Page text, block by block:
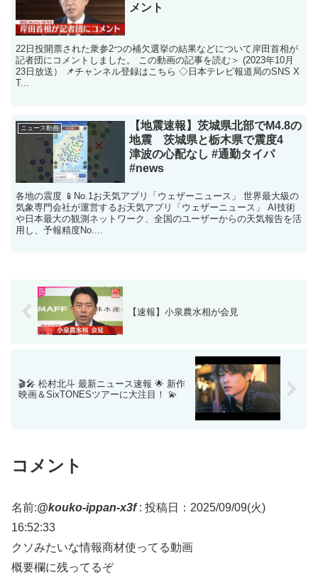
メント
22日投開票された衆参2つの補欠選挙の結果などについて岸田首相が
記者団にコメントしました。 この動画の記事を読む＞ (2023年10月
23日放送） 📌チャンネル登録はこちら ◇日本テレビ報道局のSNS X
T...
ニュース動画
【地震速報】茨城県北部でM4.8の
地震 茨城県と栃木県で震度4
津波の心配なし #通勤タイパ
#news
各地の震度 📱No.1お天気アプリ「ウェザーニュース」 世界最大級の
気象専門会社が運営するお天気アプリ「ウェザーニュース」 AI技術
や日本最大の観測ネットワーク、全国のユーザーからの天気報告を活
用し、予報精度No....
【速報】小泉農水相が会見
🎬🎤 松村北斗 最新ニュース速報 🌟 新作
映画＆SixTONESツアーに大注目！ 💫
コメント
名前:@kouko-ippan-x3f: 投稿日：2025/09/09(火)
16:52:33
クソみたいな情報商材使ってる動画
概要欄に残ってるぞ